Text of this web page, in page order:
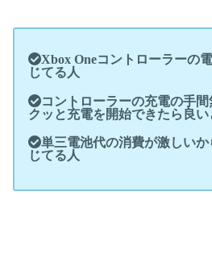
Xbox Oneコントローラーの
じてる人
コントローラーの充電の手
クッと充電を開始できたら良い
単三電池代の消費が激しい
じてる人